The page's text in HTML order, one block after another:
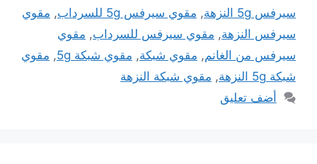
سيرفس 5g النزهة
, مقوي سيرفس 5g للسرداب , مقوي
سيرفس النزهة, مقوي سيرفس للسرداب, مقوي
سيرفس من الغانم, مقوي شبكة, مقوي شبكة 5g , مقوي
شبكة 5g النزهة
, مقوي شبكة النزهة
أضف تعليق